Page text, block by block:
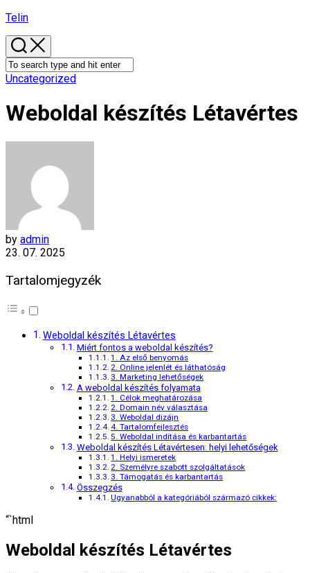
Skip
content
Telin
Uncategorized
Weboldal készítés​ Létavértes
by admin
23. 07. 2025
Tartalomjegyzék
Weboldal készítés Létavértes
Miért fontos a weboldal készítés?
1. Az első benyomás
2. Online jelenlét és láthatóság
3. Marketing lehetőségek
A weboldal készítés folyamata
1. Célok meghatározása
2. Domain név választása
3. Weboldal dizájn
4. Tartalomfejlesztés
5. Weboldal indítása és karbantartás
Weboldal készítés Létavértesen: helyi lehetőségek
1. Helyi ismeretek
2. Személyre szabott szolgáltatások
3. Támogatás és karbantartás
Összegzés
Ugyanabból a kategóriából származó cikkek:
“`html
Weboldal készítés Létavértes